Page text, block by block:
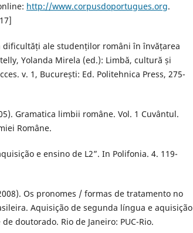
http://www.corpusdoportugues.org.
dificultăți ale studenților români în învățarea
Yolanda Mirela (ed.): Limbă, cultură și
v. 1, București: Ed. Politehnica Press, 275-
Gramatica limbii române. Vol. 1 Cuvântul.
Române.
e ensino de L2”. In Polifonia. 4. 119-
Os pronomes / formas de tratamento no
Aquisição de segunda língua e aquisição
doutorado. Rio de Janeiro: PUC-Rio.